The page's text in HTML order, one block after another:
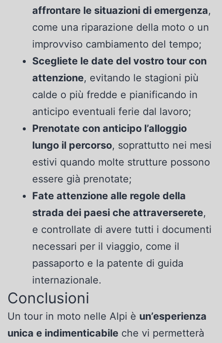
affrontare le situazioni di emergenza,
come una riparazione della moto o un
improvviso cambiamento del tempo;
Scegliete le date del vostro tour con
attenzione, evitando le stagioni più
calde o più fredde e pianificando in
anticipo eventuali ferie dal lavoro;
Prenotate con anticipo l’alloggio
lungo il percorso, soprattutto nei mesi
estivi quando molte strutture possono
essere già prenotate;
Fate attenzione alle regole della
strada dei paesi che attraverserete,
e controllate di avere tutti i documenti
necessari per il viaggio, come il
passaporto e la patente di guida
internazionale.
Conclusioni
Un tour in moto nelle Alpi è un’esperienza
unica e indimenticabile che vi permetterà